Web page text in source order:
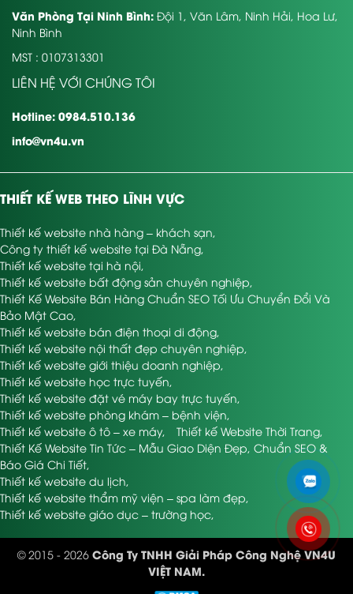
Văn Phòng Tại Ninh Bình: Đội 1, Văn Lâm, Ninh Hải, Hoa Lư,
Ninh Bình
MST : 0107313301
LIÊN HỆ VỚI CHÚNG TÔI
Hotline: 0984.510.136
info@vn4u.vn
THIẾT KẾ WEB THEO LĨNH VỰC
Thiết kế website nhà hàng – khách sạn,
Công ty thiết kế website tại Đà Nẵng,
Thiết kế website tại hà nội,
Thiết kế website bất động sản chuyên nghiệp,
Thiết Kế Website Bán Hàng Chuẩn SEO Tối Ưu Chuyển Đổi Và
Bảo Mật Cao,
Thiết kế website bán điện thoại di động,
Thiết kế website nội thất đẹp chuyên nghiệp,
Thiết kế website giới thiệu doanh nghiệp,
Thiết kế website học trực tuyến,
Thiết kế website đặt vé máy bay trực tuyến,
Thiết kế website phòng khám – bệnh viện,
Thiết kế website ô tô – xe máy, Thiết kế Website Thời Trang,
Thiết Kế Website Tin Tức – Mẫu Giao Diện Đẹp, Chuẩn SEO &
Báo Giá Chi Tiết,
Thiết kế website du lịch,
Thiết kế website thẩm mỹ viện – spa làm đẹp,
Thiết kế website giáo dục – trường học,
© 2015 - 2026 Công Ty TNHH Giải Pháp Công Nghệ VN4U
VIỆT NAM.